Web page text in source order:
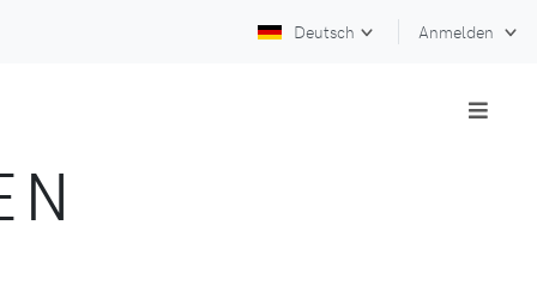
Deutsch Anmelden